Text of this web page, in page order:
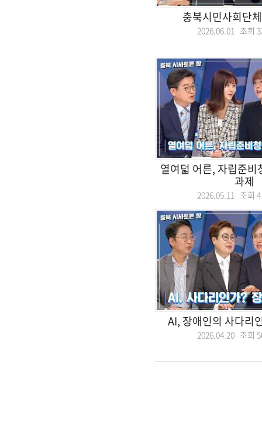
충북시민사회단
2026.06.01 조회
열여덟 어른, 자립준비
과제
2026.05.11 조회
AI, 장애인의 사다리
2026.04.20 조회